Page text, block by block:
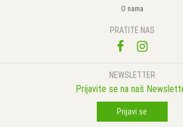
O nama
PRATITE NAS
NEWSLETTER
Prijavite se na naš
Prijavi se